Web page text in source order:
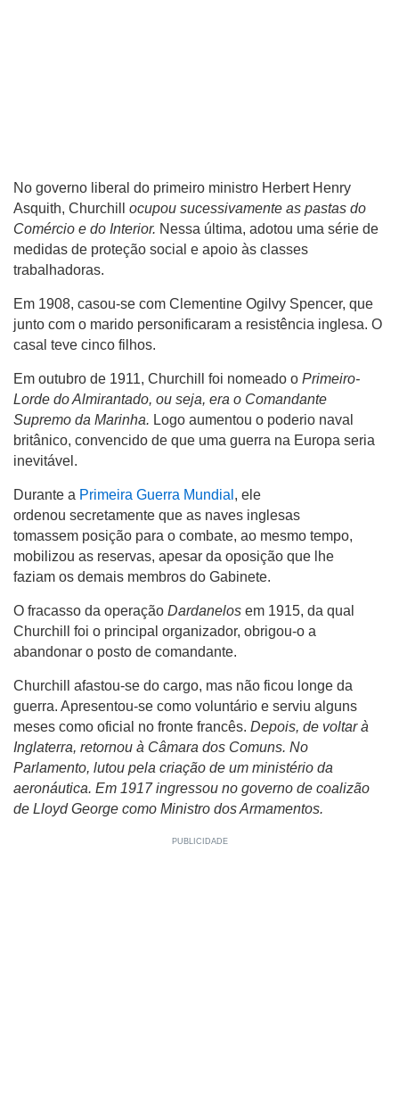
No governo liberal do primeiro ministro Herbert Henry
Asquith, Churchill ocupou sucessivamente as pastas do
Comércio e do Interior. Nessa última, adotou uma série de
medidas de proteção social e apoio às classes
trabalhadoras.
Em 1908, casou-se com Clementine Ogilvy Spencer, que
junto com o marido personificaram a resistência inglesa. O
casal teve cinco filhos.
Em outubro de 1911, Churchill foi nomeado o Primeiro-
Lorde do Almirantado, ou seja, era o Comandante
Supremo da Marinha. Logo aumentou o poderio naval
britânico, convencido de que uma guerra na Europa seria
inevitável.
Durante a Primeira Guerra Mundial , ele
ordenou secretamente que as naves inglesas
tomassem posição para o combate, ao mesmo tempo,
mobilizou as reservas, apesar da oposição que lhe
faziam os demais membros do Gabinete.
O fracasso da operação Dardanelos em 1915, da qual
Churchill foi o principal organizador, obrigou-o a
abandonar o posto de comandante.
Churchill afastou-se do cargo, mas não ficou longe da
guerra. Apresentou-se como voluntário e serviu alguns
meses como oficial no fronte francês. Depois, de voltar à
Inglaterra, retornou à Câmara dos Comuns. No
Parlamento, lutou pela criação de um ministério da
aeronáutica. Em 1917 ingressou no governo de coalizão
de Lloyd George como Ministro dos Armamentos.